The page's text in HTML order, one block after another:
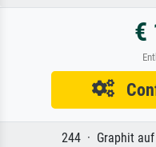
€
244 · Graphit